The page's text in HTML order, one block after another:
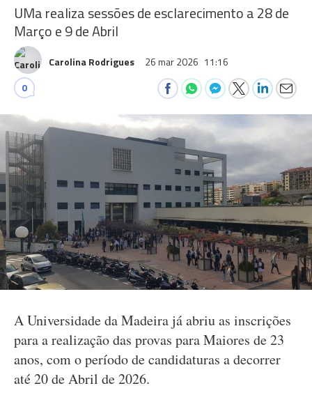
UMa realiza sessões de esclarecimento a 28 de
Março e 9 de Abril
Carolina Rodrigues 26 mar 2026 11:16
0
A Universidade da Madeira já abriu as inscrições
para a realização das provas para Maiores de 23
anos, com o período de candidaturas a decorrer
até 20 de Abril de 2026.